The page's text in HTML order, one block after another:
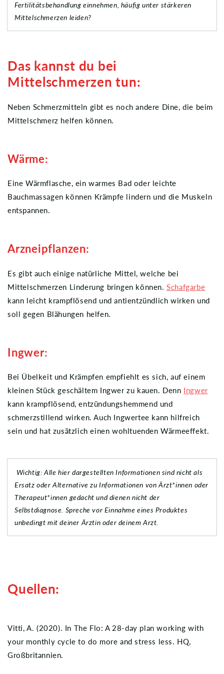
Fertilitätsbehandlung einnehmen, häufig unter stärkeren
Mittelschmerzen leiden?
Das kannst du bei
Mittelschmerzen tun:
Neben Schmerzmitteln gibt es noch andere Dine, die beim
Mittelschmerz helfen können.
Wärme:
Eine Wärmflasche, ein warmes Bad oder leichte
Bauchmassagen können Krämpfe lindern und die Muskeln
entspannen.
Arzneipflanzen:
Es gibt auch einige natürliche Mittel, welche bei
Mittelschmerzen Linderung bringen können. Schafgarbe
kann leicht krampflösend und antientzündlich wirken und
soll gegen Blähungen helfen.
Ingwer:
Bei Übelkeit und Krämpfen empfiehlt es sich, auf einem
kleinen Stück geschältem Ingwer zu kauen. Denn Ingwer
kann krampflösend, entzündungshemmend und
schmerzstillend wirken. Auch Ingwertee kann hilfreich
sein und hat zusätzlich einen wohltuenden Wärmeeffekt.
Wichtig: Alle hier dargestellten Informationen sind nicht als
Ersatz oder Alternative zu Informationen von Ärzt*innen oder
Therapeut*innen gedacht und dienen nicht der
Selbstdiagnose. Spreche vor Einnahme eines Produktes
unbedingt mit deiner Ärztin oder deinem Arzt.
Quellen:
Vitti, A. (2020). In The Flo: A 28-day plan working with
your monthly cycle to do more and stress less. HQ,
Großbritannien.